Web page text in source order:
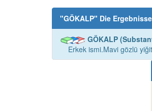
"GÖKALP" Die
GÖKALP
Erkek ismi.Mavi gözlü yiğit